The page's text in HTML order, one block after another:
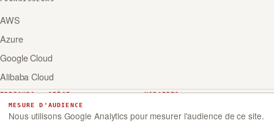
AWS
Azure
Google Cloud
Alibaba Cloud
FRIBOURG · SIÈGE
Rue de Romont 29-31
HORAIRES
MESURE D'AUDIENCE
Nous utilisons Google Analytics pour mesurer l'audience de ce site.